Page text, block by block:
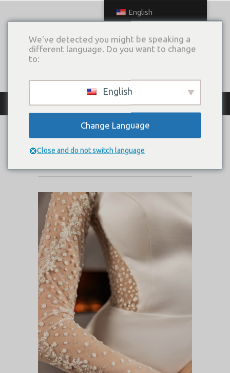
КАТАЛОГ ПЛАТЬЕВ
FANCY
English
We've detected you might be speaking a
different language. Do you want to change
to:
English
Change Language
Close and do not switch language